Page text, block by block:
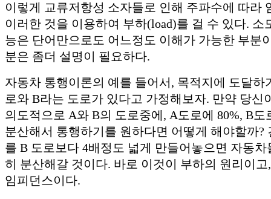
이렇게 교류저항성 소자들로 인해 주파수에 따라
이러한 것을 이용하여 부하(load)를 걸 수 있다. 소
능은 단어만으로도 어느정도 이해가 가능한 부분
분은 좀더 설명이 필요하다.
자동차 통행이론의 예를 들어서, 목적지에 도달하
로와 B라는 도로가 있다고 가정해보자. 만약 당신
의도적으로 A와 B의 도로중에, A도로에 80%, B도
분산해서 통행하기를 원하다면 어떻게 해야할까?
를 B 도로보다 4배정도 넓게 만들어놓으면 자동
히 분산해갈 것이다. 바로 이것이 부하의 원리이
임피던스이다.